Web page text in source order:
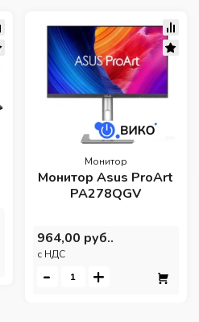
Монитор
Монитор Asus ProArt
PA278QGV
964,00 руб..
c НДС
- +